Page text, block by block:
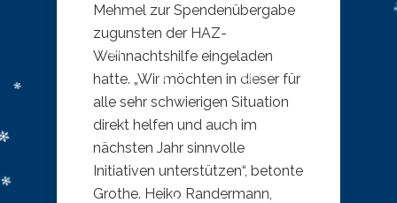
Mehmel zur Spendenübergabe
zugunsten der HAZ-
Weihnachtshilfe eingeladen
hatte. „Wir möchten in dieser für
alle sehr schwierigen Situation
direkt helfen und auch im
nächsten Jahr sinnvolle
Initiativen unterstützen“, betonte
Grothe. Heiko Randermann,